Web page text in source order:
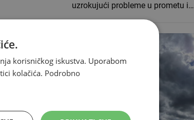
uzrokujući probleme u prometu i…
korisničkog iskustva. Uporabom
kolačića. Podrobno